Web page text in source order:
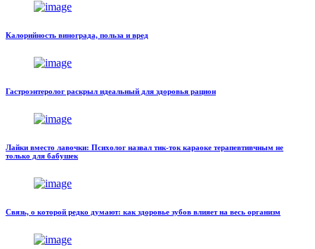
Калорийность винограда, польза и вред
Гастроэнтеролог раскрыл идеальный для здоровья рацион
Лайки вместо лавочки: Психолог назвал тик-ток караоке терапевтивчным не
только для бабушек
Связь, о которой редко думают: как здоровье зубов влияет на весь организм